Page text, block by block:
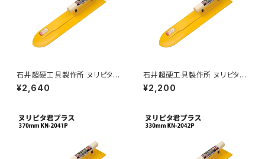
石井超硬工具製作所 ヌリピタ君
プラス 450mm KN-2039P プ
ロ用鏝 こて コテ≪メーカー直
¥2,640
石井超硬工具製作所 ヌリピタ君
プラス 400mm KN-2040P プ
ロ用鏝 こて コテ ≪メーカー直
¥2,200